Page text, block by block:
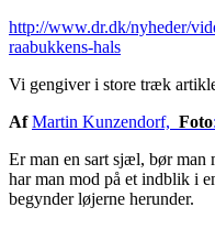
http://www.dr.dk/nyheder/
raabukkens-hals
Vi gengiver i store træk
Af Martin Kunzendorf, Foto
Er man en sart sjæl, bør man
har man mod på et indblik i
begynder løjerne herunder.